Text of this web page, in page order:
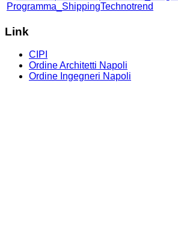
Programma_ShippingTechnotrend
Link
CIPI
Ordine Architetti Napoli
Ordine Ingegneri Napoli